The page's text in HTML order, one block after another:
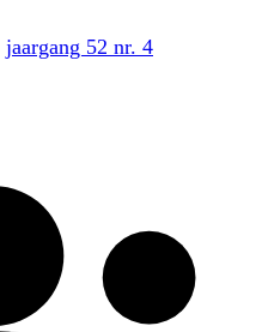
jaargang 52 nr. 4